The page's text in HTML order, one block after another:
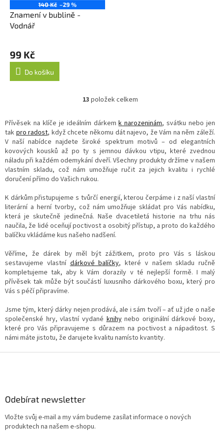
140 Kč –29 %
Znamení v bublině -
Vodnář
99 Kč
Do košíku
O
l
á
d
a
c
í
v
k
y
v
ý
i
s
u
13 položek celkem
Přívěsek na klíče je ideálním dárkemk narozeninám, svátku nebo jen
tak pro radost, když chcete někomu dát najevo, že Vám na něm záleží.
V naší nabídce najdete široké spektrum motivů – od elegantních
kovových kousků až po ty s jemnou dávkou vtipu, které zvednou
náladu při každém odemykání dveří. Všechny produkty držíme v našem
vlastním skladu, což nám umožňuje ručit za jejich kvalitu i rychlé
doručení přímo do Vašich rukou.
K dárkům přistupujeme s tvůrčí energií, kterou čerpáme i z naší vlastní
literární a herní tvorby, což nám umožňuje skládat pro Vás nabídku,
která je skutečně jedinečná. Naše dvacetiletá historie na trhu nás
naučila, že lidé oceňují poctivost a osobitý přístup, a proto do každého
balíčku vkládáme kus našeho nadšení.
Věříme, že dárek by měl být zážitkem, proto pro Vás s láskou
sestavujeme vlastní dárkové balíčky, které v našem skladu ručně
kompletujeme tak, aby k Vám dorazily v té nejlepší formě. I malý
přívěsek tak může být součástí luxusního dárkového boxu, který pro
Vás s péčí připravíme.
Jsme tým, který dárky nejen prodává, ale i sám tvoří – ať už jde o naše
společenské hry, vlastní vydané knihynebo originální dárkové boxy,
které pro Vás připravujeme s důrazem na poctivost a nápaditost. S
námi máte jistotu, že darujete kvalitu namísto kvantity.
Odebírat newsletter
Vložte svůj e-mail a my vám budeme zasílat informace o nových
produktech na našem e-shopu.